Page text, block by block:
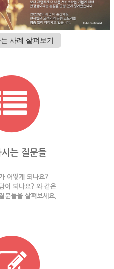
사례 살펴보기
는 질문들
어떻게 되나요?
이 되나요? 와 같은
문들을 살펴보세요.